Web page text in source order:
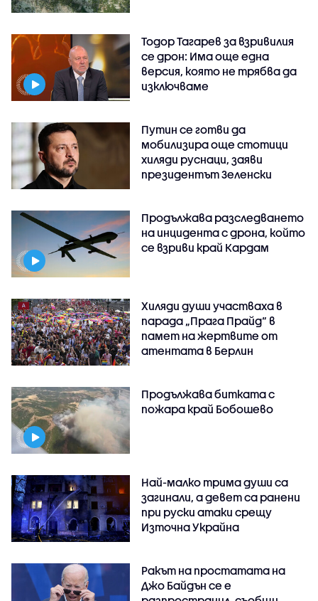
Тодор Тагарев за взривилия
се дрон: Има още една
версия, която не трябва да
изключваме
Путин се готви да
мобилизира още стотици
хиляди руснаци, заяви
президентът Зеленски
Продължава разследването
на инцидента с дрона, който
се взриви край Кардам
Хиляди души участваха в
парада „Прага Прайд“ в
памет на жертвите от
атентата в Берлин
Продължава битката с
пожара край Бобошево
Най-малко трима души са
загинали, а девет са ранени
при руски атаки срещу
Източна Украйна
Ракът на простатата на
Джо Байдън се е